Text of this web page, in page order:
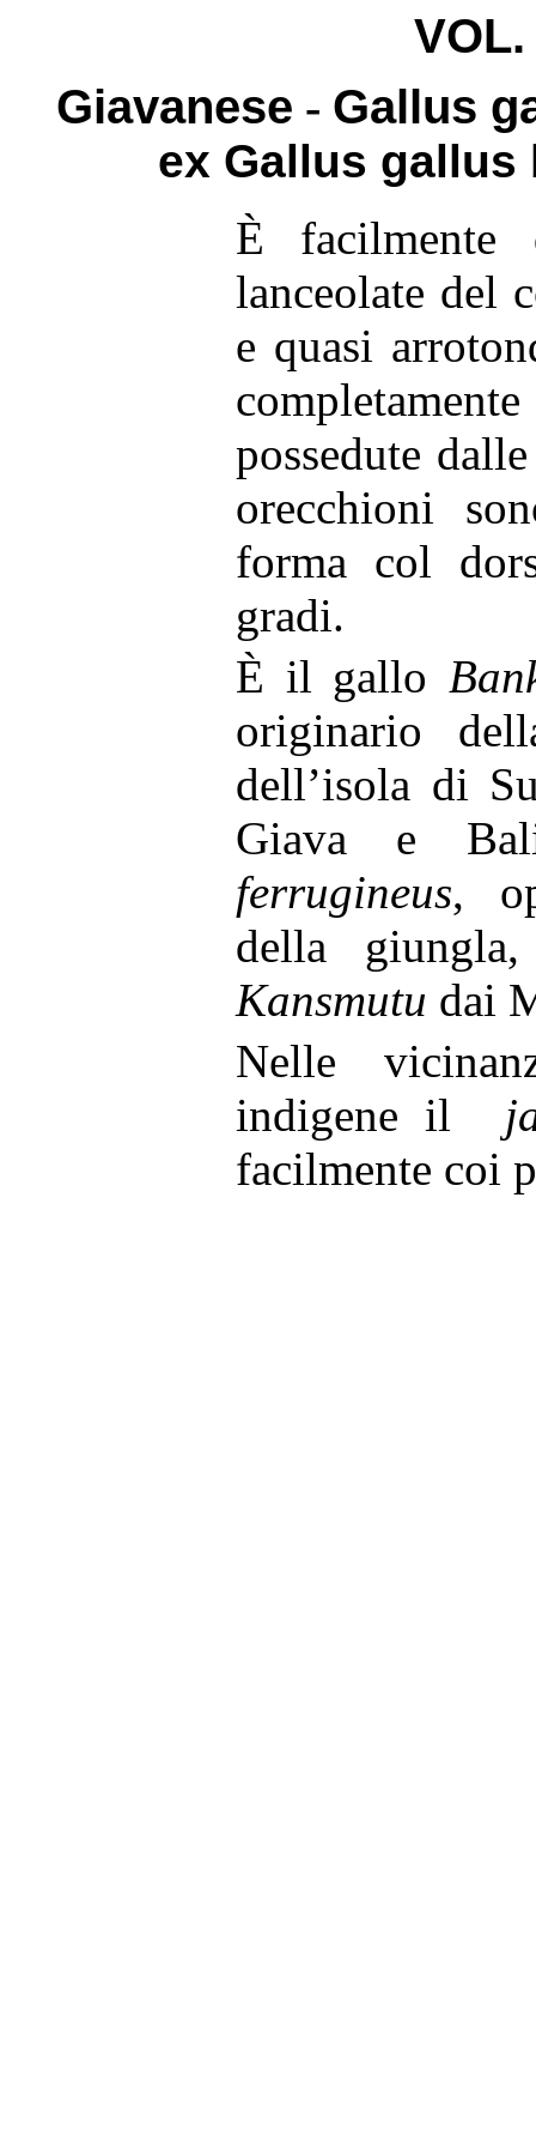
Giavanese - Gallus
ex Gallus
È facilmente
lanceolate del
e quasi
possedute
orecchioni
forma col
gradi.
È il gallo
originario
dell’isola di
Giava e
ferrugineus,
della
Kansmutu dai
Nelle
indigene il
facilmente coi